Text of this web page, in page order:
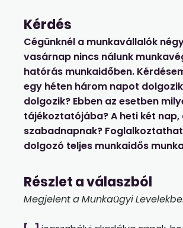
Kérdés
Cégünknél a munkavállalók
vasárnap nincs nálunk
hatórás munkaidőben.
egy héten három napot
dolgozik? Ebben az esetben
tájékoztatójába? A heti két
szabadnapnak?
dolgozó teljes munkaidős
Részlet a válaszból
Megjelent a Munkaügyi